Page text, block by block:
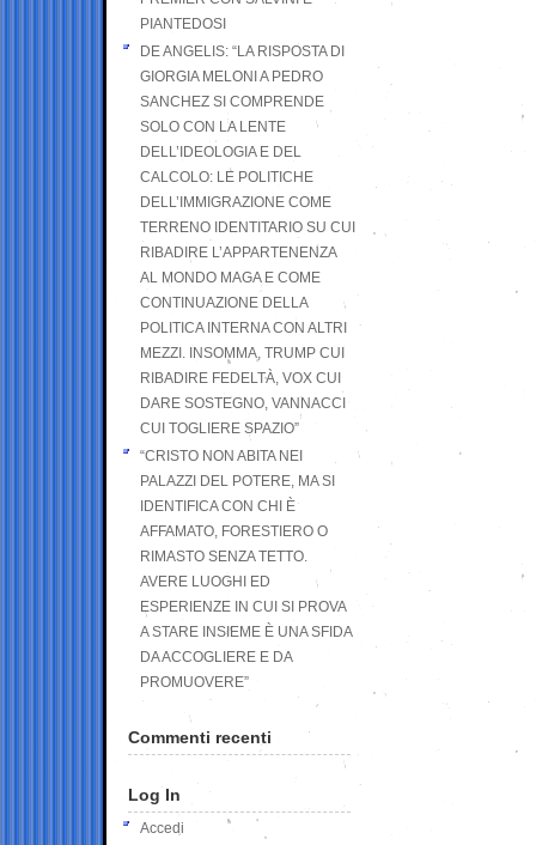
PIANTEDOSI
DE ANGELIS: “LA RISPOSTA DI
GIORGIA MELONI A PEDRO
SANCHEZ SI COMPRENDE
SOLO CON LA LENTE
DELL’IDEOLOGIA E DEL
CALCOLO: LE POLITICHE
DELL’IMMIGRAZIONE COME
TERRENO IDENTITARIO SU CUI
RIBADIRE L’APPARTENENZA
AL MONDO MAGA E COME
CONTINUAZIONE DELLA
POLITICA INTERNA CON ALTRI
MEZZI. INSOMMA, TRUMP CUI
RIBADIRE FEDELTÀ, VOX CUI
DARE SOSTEGNO, VANNACCI
CUI TOGLIERE SPAZIO”
“CRISTO NON ABITA NEI
PALAZZI DEL POTERE, MA SI
IDENTIFICA CON CHI È
AFFAMATO, FORESTIERO O
RIMASTO SENZA TETTO.
AVERE LUOGHI ED
ESPERIENZE IN CUI SI PROVA
A STARE INSIEME È UNA SFIDA
DA ACCOGLIERE E DA
PROMUOVERE”
Commenti recenti
Log In
Accedi